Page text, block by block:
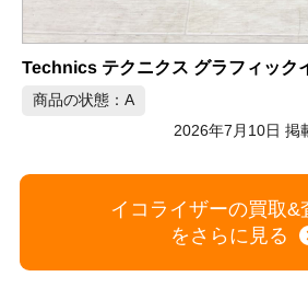
商品の状態：A
2026年7月10日 掲
イコライザーの買取&
をさらに見る